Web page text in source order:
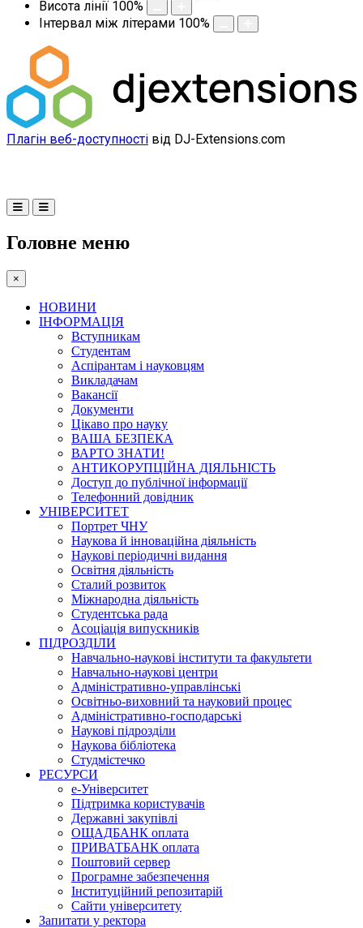
Висота лінії 100%
Інтервал між літерами 100%
Плагін веб-доступності від DJ-Extensions.com
Головне меню
×
НОВИНИ
ІНФОРМАЦІЯ
Вступникам
Студентам
Аспірантам і науковцям
Викладачам
Вакансії
Документи
Цікаво про науку
ВАША БЕЗПЕКА
ВАРТО ЗНАТИ!
АНТИКОРУПЦІЙНА ДІЯЛЬНІСТЬ
Доступ до публічної інформації
Телефонний довідник
УНІВЕРСИТЕТ
Портрет ЧНУ
Наукова й інноваційна діяльність
Наукові періодичні видання
Освітня діяльність
Сталий розвиток
Міжнародна діяльність
Студентська рада
Асоціація випускників
ПІДРОЗДІЛИ
Навчально-наукові інститути та факультети
Навчально-наукові центри
Адміністративно-управлінські
Освітньо-виховний та науковий процес
Адміністративно-господарські
Наукові підрозділи
Наукова бібліотека
Студмістечко
РЕСУРСИ
е-Університет
Підтримка користувачів
Державні закупівлі
ОЩАДБАНК оплата
ПРИВАТБАНК оплата
Поштовий сервер
Програмне забезпечення
Інституційний репозитарій
Сайти університету
Запитати у ректора